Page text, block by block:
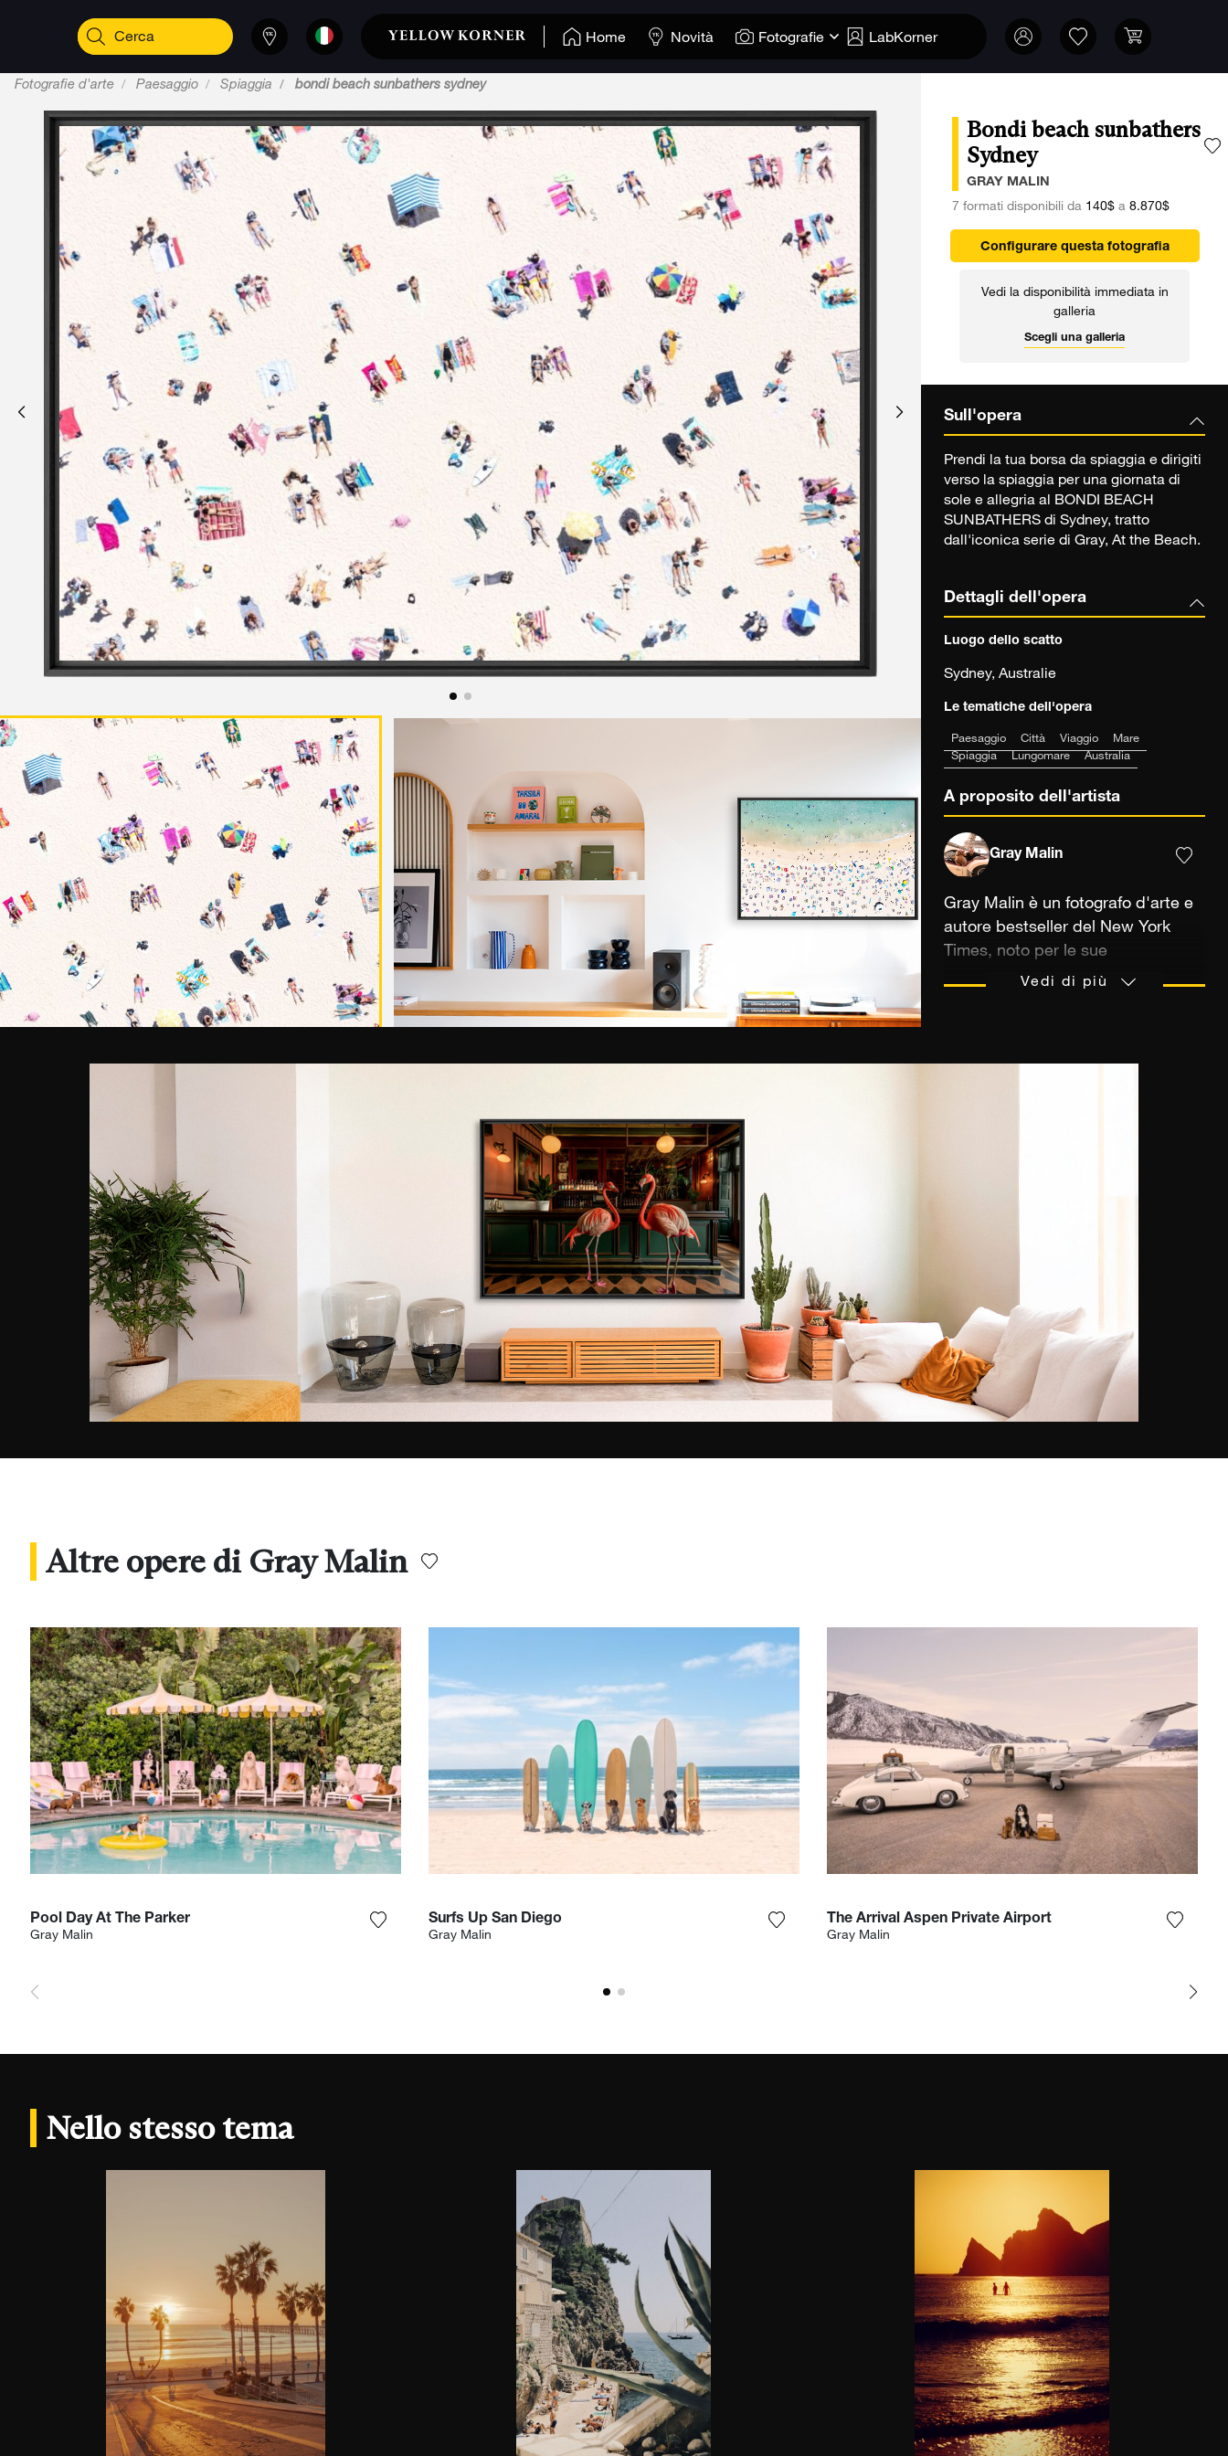
Home Novità Fotografie LabKorner
Fotografie d'arte Paesaggio Spiaggia bondi beach sunbathers sydney
Bondi beach sunbathers
Sydney
GRAY MALIN
7 formati disponibili da 140$a 8.870$
Configurare questa fotografia
Vedi la disponibilità immediata in
galleria
Scegli una galleria
Sull'opera
Prendi la tua borsa da spiaggia e dirigiti
verso la spiaggia per una giornata di
sole e allegria al BONDI BEACH
SUNBATHERS di Sydney, tratto
dall'iconica serie di Gray, At the Beach.
Dettagli dell'opera
Luogo dello scatto
Sydney, Australie
Le tematiche dell'opera
Paesaggio Città Viaggio
Mare
Spiaggia
Lungomare Australia
A proposito dell'artista
Gray Malin
Gray Malin è un fotografo d'arte e
autore bestseller del New York
Times, noto per le sue
composizioni aeree uniche e la sua
Vedi di più
Altre opere di Gray Malin
Pool Day At The Parker
Gray Malin Aggiungi la fotografia alla mia lista dei desideri
Surfs Up San Diego
Gray Malin Aggiungi la fotografia alla mia lista dei desideri
The Arrival Aspen Private Airport
Gray Malin
Nello stesso tema